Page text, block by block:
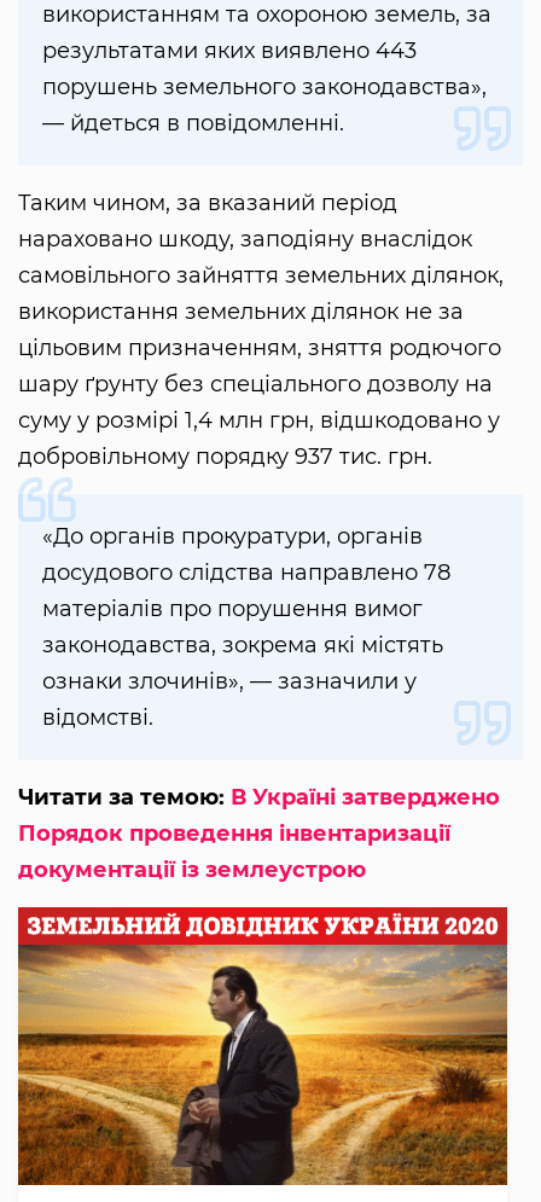
використанням та охороною земель, за
результатами яких виявлено 443
порушень земельного законодавства»,
— йдеться в повідомленні.
Таким чином, за вказаний період
нараховано шкоду, заподіяну внаслідок
самовільного зайняття земельних ділянок,
використання земельних ділянок не за
цільовим призначенням, зняття родючого
шару ґрунту без спеціального дозволу на
суму у розмірі 1,4 млн грн, відшкодовано у
добровільному порядку 937 тис. грн.
«До органів прокуратури, органів
досудового слідства направлено 78
матеріалів про порушення вимог
законодавства, зокрема які містять
ознаки злочинів», — зазначили у
відомстві.
Читати за темою: В Україні затверджено
Порядок проведення інвентаризації
документації із землеустрою